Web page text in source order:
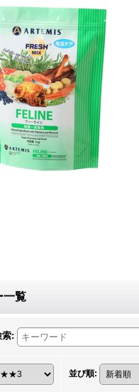
一覧
索:
並び順: